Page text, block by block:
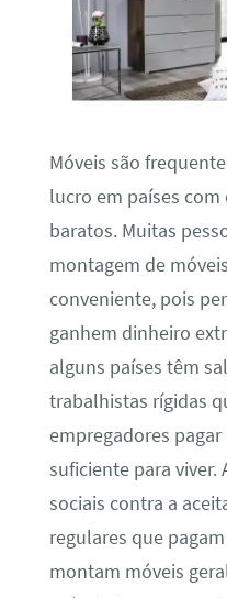
Móveis são
lucro em países
baratos. Muitas
montagem de
conveniente, pois
ganhem dinheiro
alguns países têm
trabalhistas rígidas
empregadores
suficiente para viver.
sociais contra a
regulares que
montam móveis